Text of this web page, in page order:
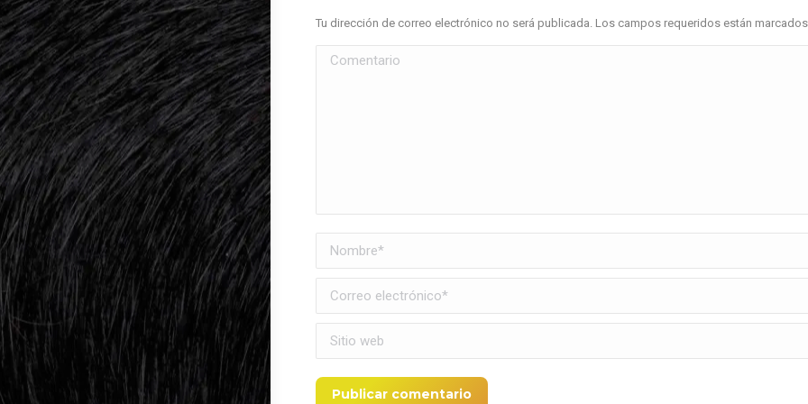
Tu dirección de correo electrónico no será publicada. Los campos requeridos están
Comentario
Nombre *
Correo electrónico *
Sitio web
Publicar comentario